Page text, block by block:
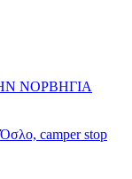
ΝΟΡΒΗΓΙΑ
camper stop